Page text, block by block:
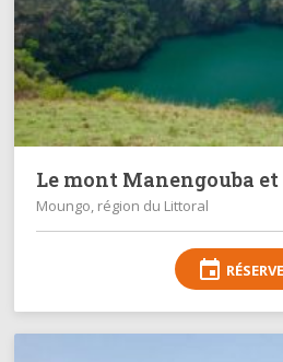
Le mont Manengouba
Moungo, région du Littoral
event